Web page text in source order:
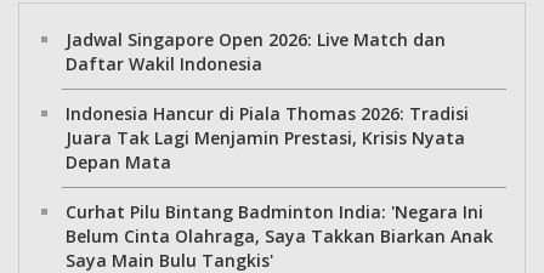
Jadwal Singapore Open 2026: Live Match dan
Daftar Wakil Indonesia
Indonesia Hancur di Piala Thomas 2026: Tradisi
Juara Tak Lagi Menjamin Prestasi, Krisis Nyata
Depan Mata
Curhat Pilu Bintang Badminton India: 'Negara Ini
Belum Cinta Olahraga, Saya Takkan Biarkan Anak
Saya Main Bulu Tangkis'